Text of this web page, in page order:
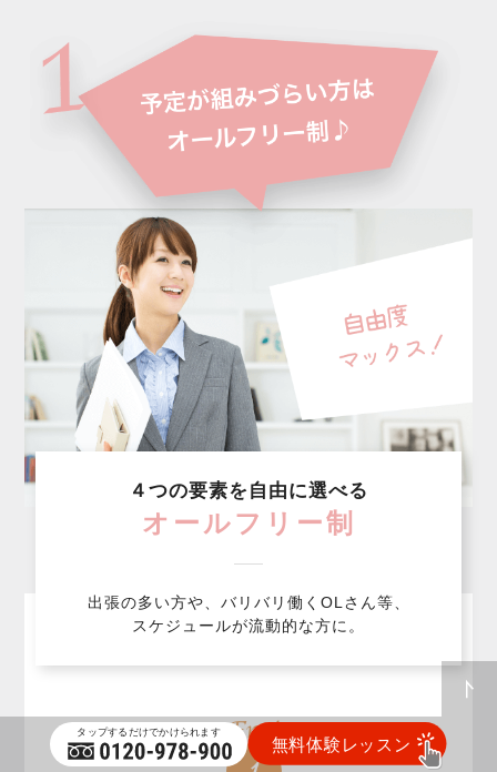
４つの要素を自由に選べる
オールフリー制
出張の多い方や、バリバリ働くOLさん等、
スケジュールが流動的な方に。